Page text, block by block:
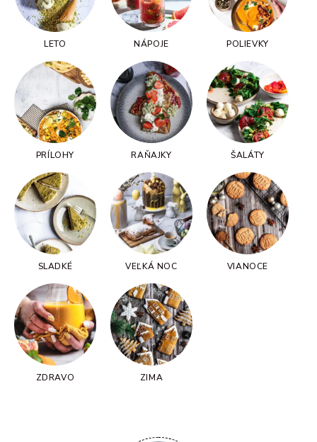
LETO NÁPOJE POLIEVKY
PRÍLOHY RAŇAJKY ŠALÁTY
SLADKÉ VEĽKÁ NOC VIANOCE
ZDRAVO ZIMA